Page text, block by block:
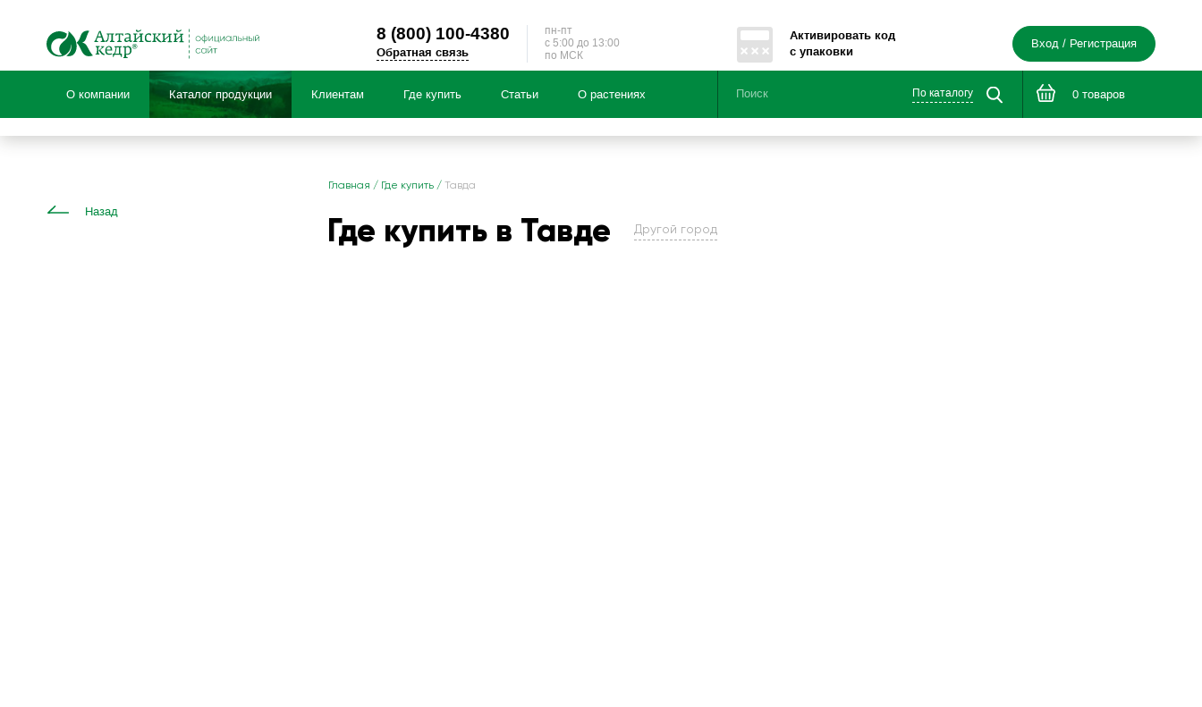
8 (800)100-4380
Обратная связь
пн-пт
c 5:00 до 13:00
по МСК
Активировать код
с упаковки
Вход / Регистрация
О компании Каталог продукции Клиентам Где купить Статьи О растениях По каталогу 0 товаров
Назад
Главная / Где купить / Тавда
Где купить в Тавде Другой город